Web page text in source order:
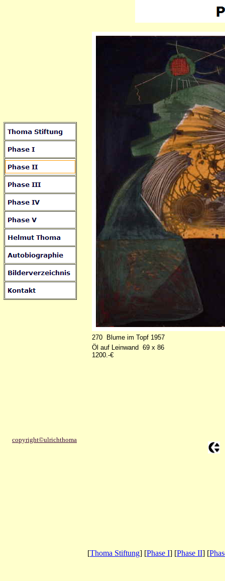
copyright©ulrichthoma
270 Blume im Topf 1957
Öl auf Leinwand 69 x 86
1200.-€
[Thoma Stiftung] [Phase I] [Phase II] [